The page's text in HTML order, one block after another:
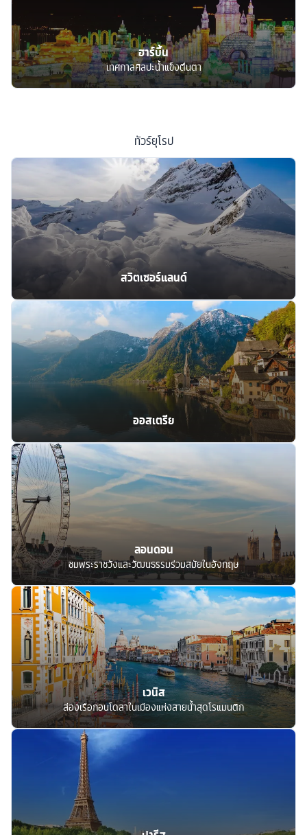
ฮาร์บิ้น
เทศกาลศิลปะน้ำแข็งตื่นตา
ทัวร์ยุโรป
สวิตเซอร์แลนด์
ออสเตรีย
ลอนดอน
ชมพระราชวังและวัฒนธรรมร่วมสมัยในอังกฤษ
เวนิส
ล่องเรือกอนโดลาในเมืองแห่งสายน้ำสุดโรแมนติก